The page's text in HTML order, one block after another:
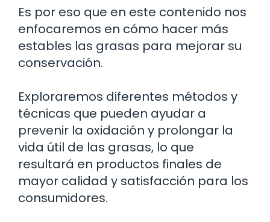
Es por eso que en este contenido nos
enfocaremos en cómo hacer más
estables las grasas para mejorar su
conservación.
Exploraremos diferentes métodos y
técnicas que pueden ayudar a
prevenir la oxidación y prolongar la
vida útil de las grasas, lo que
resultará en productos finales de
mayor calidad y satisfacción para los
consumidores.